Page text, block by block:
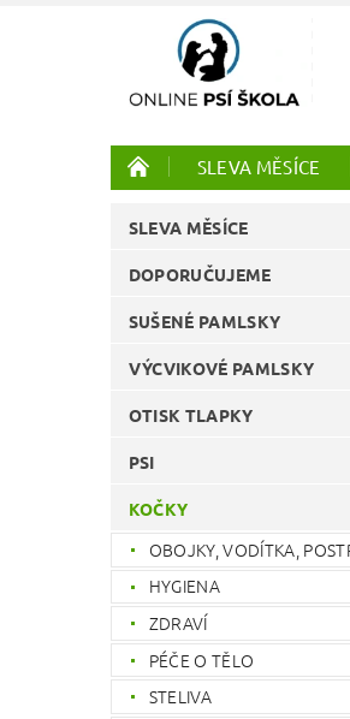
SLEVA MĚSÍCE
SLEVA MĚSÍCE
DOPORUČUJEME
SUŠENÉ PAMLSKY
VÝCVIKOVÉ PAMLSKY
OTISK TLAPKY
PSI
KOČKY
OBOJKY, VODÍTKA,
HYGIENA
ZDRAVÍ
PÉČE O TĚLO
STELIVA